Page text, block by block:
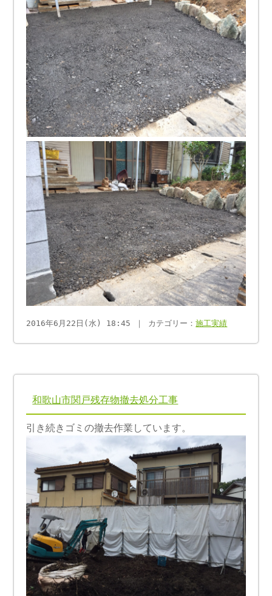
2016年6月22日(水) 18:45 ｜ カテゴリー：施工実績
和歌山市関戸残存物撤去処分工事
引き続きゴミの撤去作業しています。